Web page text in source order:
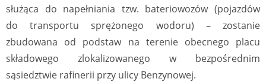
służąca do napełniania tzw. bateriowozów (pojazdów
do transportu sprężonego wodoru) – zostanie
zbudowana od podstaw na terenie obecnego placu
składowego zlokalizowanego w bezpośrednim
sąsiedztwie rafinerii przy ulicy Benzynowej.